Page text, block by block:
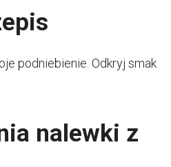
podniebienie. Odkryj smak
nalewki z